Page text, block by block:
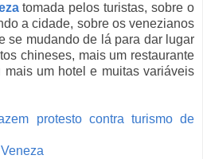
tomada pelos turistas, sobre o
a cidade, sobre os venezianos
se mudando de lá para dar lugar
chineses, mais um restaurante
um hotel e muitas variáveis
protesto contra turismo de